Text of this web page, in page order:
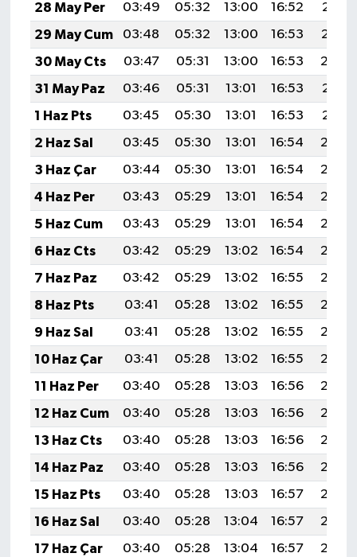
28 May Per
03:49 05:32 13:00 16:52
20:18
29 May Cum
03:48 05:32 13:00 16:53
20:19
30 May Cts
03:47 05:31 13:00 16:53
20:20
31 May Paz
03:46 05:31 13:01 16:53
20:21
1 Haz Pts
03:45 05:30 13:01 16:53
20:21
2 Haz Sal
03:45 05:30 13:01 16:54
20:22
3 Haz Çar
03:44 05:30 13:01 16:54
20:23
4 Haz Per
03:43 05:29 13:01 16:54
20:23
5 Haz Cum
03:43 05:29 13:01 16:54
20:24
6 Haz Cts
03:42 05:29 13:02 16:54
20:24
7 Haz Paz
03:42 05:29 13:02 16:55
20:25
8 Haz Pts
03:41 05:28 13:02 16:55
20:26
9 Haz Sal
03:41 05:28 13:02 16:55
20:26
10 Haz Çar
03:41 05:28 13:02 16:55
20:27
11 Haz Per
03:40 05:28 13:03 16:56
20:27
12 Haz Cum
03:40 05:28 13:03 16:56
20:28
13 Haz Cts
03:40 05:28 13:03 16:56
20:28
14 Haz Paz
03:40 05:28 13:03 16:56
20:28
15 Haz Pts
03:40 05:28 13:03 16:57
20:29
16 Haz Sal
03:40 05:28 13:04 16:57
20:29
17 Haz Çar
03:40 05:28 13:04 16:57 20:30